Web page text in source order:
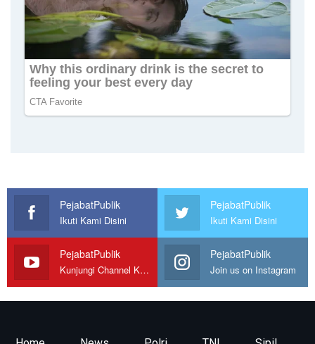
PejabatPublik
Ikuti Kami Disini
PejabatPublik
Ikuti Kami Disini
PejabatPublik
Kunjungi Channel Kami
PejabatPublik
Join us on Instagram